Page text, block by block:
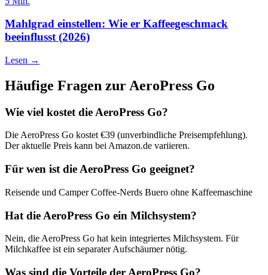
Mahlgrad einstellen: Wie er Kaffeegeschmack
beeinflusst (2026)
Lesen →
Häufige Fragen zur AeroPress Go
Wie viel kostet die AeroPress Go?
Die AeroPress Go kostet €39 (unverbindliche Preisempfehlung).
Der aktuelle Preis kann bei Amazon.de variieren.
Für wen ist die AeroPress Go geeignet?
Reisende und Camper Coffee-Nerds Buero ohne Kaffeemaschine
Hat die AeroPress Go ein Milchsystem?
Nein, die AeroPress Go hat kein integriertes Milchsystem. Für
Milchkaffee ist ein separater Aufschäumer nötig.
Was sind die Vorteile der AeroPress Go?